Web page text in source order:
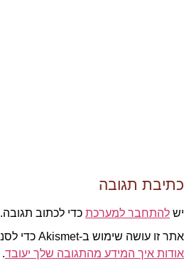
כתיבת תגובה
יש להתחבר למערכת כדי לכתוב תגובה.
אתר זו עושה שימוש ב-Akismet כדי לסנן תגובות זבל.
אודות איך המידע מהתגובה שלך יעובד.